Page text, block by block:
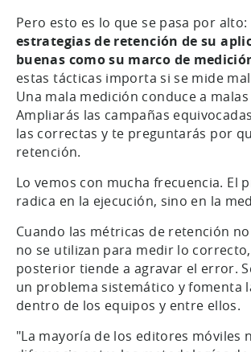
Pero esto es lo que se pasa por alto:
estrategias de retención de su
buenas como su marco de
estas tácticas importa si se mide
Una mala medición conduce a
Ampliarás las campañas
las correctas y te preguntarás por
retención.
Lo vemos con mucha frecuencia. El
radica en la ejecución, sino en la
Cuando las métricas de retención
no se utilizan para medir lo
posterior tiende a agravar el error.
un problema sistemático y fomenta
dentro de los equipos y entre ellos.
"La mayoría de los editores móviles